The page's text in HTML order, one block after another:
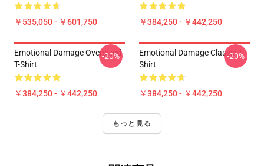
￥535,050 - ￥601,750 ￥384,250 - ￥442,250
Emotional Damage Oversized
T-Shirt
￥384,250 - ￥442,250
-20%
Emotional Damage Classic T-
Shirt
￥384,250 - ￥442,250
-20%
もっと見る